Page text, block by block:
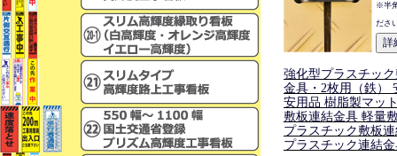
※半
ださ
強化型プラスチッ
金具・2枚用（鉄）
安用品 樹脂製マッ
敷板連結金具 軽量
プラスチック敷板
プラスチック連結